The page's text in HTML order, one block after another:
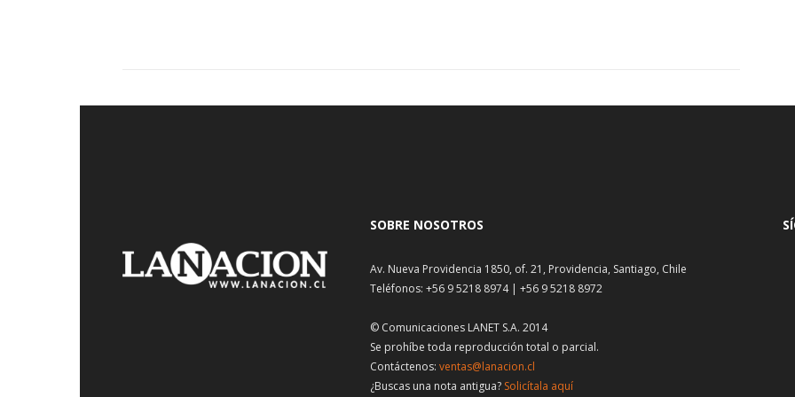
SOBRE NOSOTROS
Av. Nueva Providencia 1850, of. 21, Providencia, Santiago, Chile
Teléfonos: +56 9 5218 8974 | +56 9 5218 8972
© Comunicaciones LANET S.A. 2014
Se prohíbe toda reproducción total o parcial.
Contáctenos: ventas@lanacion.cl
¿Buscas una nota antigua? Solicítala aquí